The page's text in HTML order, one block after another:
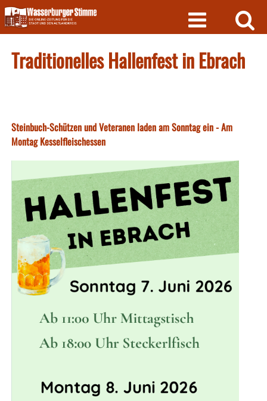
Skip
to
content
Traditionelles Hallenfest in Ebrach
Steinbuch-Schützen und Veteranen laden am Sonntag ein - Am
Montag Kesselfleischessen